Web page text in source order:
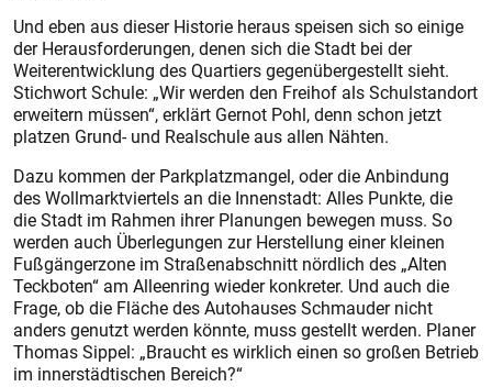
Und eben aus dieser Historie heraus speisen sich so einige
der Herausforderungen, denen sich die Stadt bei der
Weiterentwicklung des Quartiers gegenübergestellt sieht.
Stichwort Schule: „Wir werden den Freihof als Schulstandort
erweitern müssen“, erklärt Gernot Pohl, denn schon jetzt
platzen Grund- und Realschule aus allen Nähten.
Dazu kommen der Parkplatzmangel, oder die Anbindung
des Wollmarktviertels an die Innenstadt: Alles Punkte, die
die Stadt im Rahmen ihrer Planungen bewegen muss. So
werden auch Überlegungen zur Herstellung einer kleinen
Fußgängerzone im Straßenabschnitt nördlich des „Alten
Teckboten“ am Alleenring wieder konkreter. Und auch die
Frage, ob die Fläche des Autohauses Schmauder nicht
anders genutzt werden könnte, muss gestellt werden. Planer
Thomas Sippel: „Braucht es wirklich einen so großen Betrieb
im innerstädtischen Bereich?“